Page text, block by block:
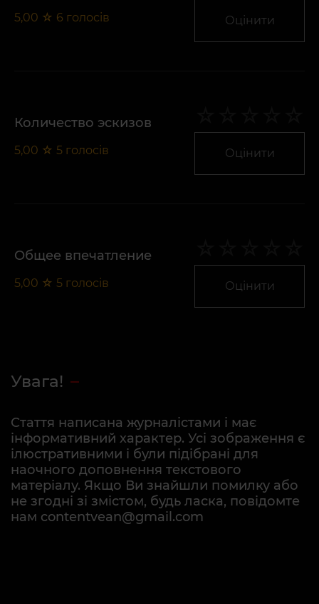
5,00 ☆ 6 голосів Оцінити
Количество эскизов
5,00 ☆ 5 голосів Оцінити
Общее впечатление
5,00 ☆ 5 голосів Оцінити
Увага!
Стаття написана журналістами і має
інформативний характер. Усі зображення є
ілюстративними і були підібрані для
наочного доповнення текстового
матеріалу. Якщо Ви знайшли помилку або
не згодні зі змістом, будь ласка, повідомте
нам contentvean@gmail.com